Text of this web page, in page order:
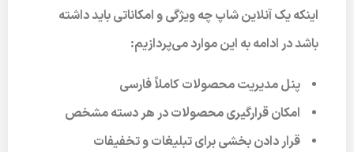
اینکه یک آنلاین شاپ چه ویژگی و امکاناتی باید داشته
باشد در ادامه به این موارد می‌پردازیم:
پنل مدیریت محصولات کاملاً فارسی
امکان قرارگیری محصولات در هر دسته مشخص
قرار دادن بخشی برای تبلیغات و تخفیفات